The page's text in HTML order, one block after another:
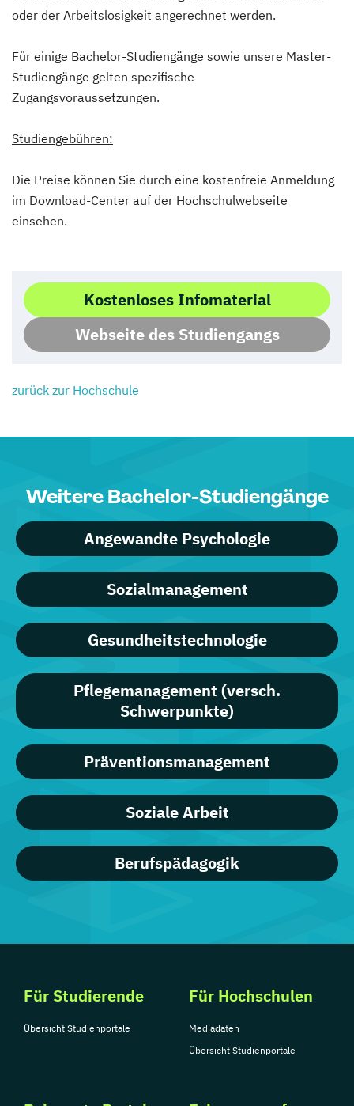
oder der Arbeitslosigkeit angerechnet werden.
Für einige Bachelor-Studiengänge sowie unsere Master-
Studiengänge gelten spezifische
Zugangsvoraussetzungen.
Studiengebühren:
Die Preise können Sie durch eine kostenfreie Anmeldung
im Download-Center auf der Hochschulwebseite
einsehen.
Kostenloses Infomaterial
Webseite des Studiengangs
zurück zur Hochschule
Weitere Bachelor-Studiengänge
Angewandte Psychologie
Sozialmanagement
Gesundheitstechnologie
Pflegemanagement (versch.
Schwerpunkte)
Präventionsmanagement
Soziale Arbeit
Berufspädagogik
Für Studierende
Übersicht Studienportale
Für Hochschulen
Mediadaten
Übersicht Studienportale